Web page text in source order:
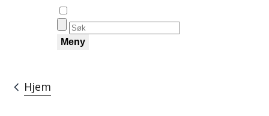
Meny
Navigasjonssti
Hjem